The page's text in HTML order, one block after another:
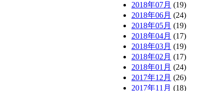
2018年07月 (19)
2018年06月 (24)
2018年05月 (19)
2018年04月 (17)
2018年03月 (19)
2018年02月 (17)
2018年01月 (24)
2017年12月 (26)
2017年11月 (18)